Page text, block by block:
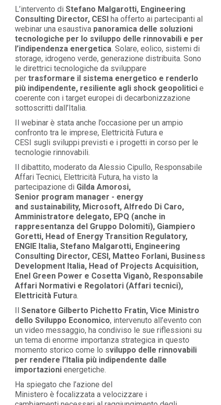
L’intervento di Stefano Malgarotti, Engineering
Consulting Director, CESI ha offerto ai partecipanti al
webinar una esaustiva panoramica delle sol uzioni
tecnologiche per lo sviluppo delle rinnovabili e per
l’indipendenza energetica. Solare, eolico, sistemi di
storage, idrogeno verde, generazione distribuita. Sono
le direttrici tecnologiche da sviluppare
per trasformare il sistema energetico e renderlo
più indipendente, resiliente agli shock geopolitici e
coerente con i target europei di decarbonizzazione
sottoscritti dall’Italia.
Il webinar è stata anche l’occasione per un ampio
confronto tra le imprese, Elettricità Futura e
CESI sugli sviluppi previsti e i progetti in corso per le
tecnologie rinnovabili.
Il dibattito, moderato da Alessio Cipullo, Responsabile
Affari Tecnici, Elettricità Futura, ha visto la
partecipazione di Gilda Amorosi,
Senior program manager - energy
and sustainability, Microsoft, Alfredo Di Caro,
Amministratore delegato, EPQ (anche in
rappresentanza del Gruppo Dolomiti), Giampiero
Goretti, Head of Energy Transition Regulatory,
ENGIE Italia, Stefano Malgarotti, Engineering
Consulting Director, CESI, Matteo Forlani, Business
Development Italia, Head of Projects Acquisition,
Enel Green Power e Cosetta Viganò, Responsabile
Affari Normativi e Regolatori (Affari tecnici),
Elettricità Futura.
Senatore Gilberto Pichetto Fratin, Vice Ministro
dello Sviluppo Economico, intervenuto all’evento con
un video messaggio, ha condiviso le sue riflessioni su
un tema di enorme importanza strategica in questo
momento storico come lo sviluppo delle rinnovabili
per rendere l’Italia più indipendente dalle
importazioni energetiche.
Ha spiegato che l ’azione del
Ministero è focalizzata a velocizzare i